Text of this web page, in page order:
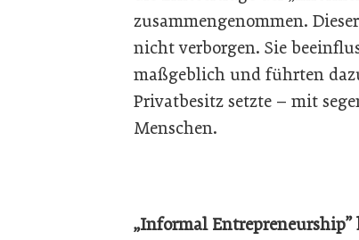
zusammengenommen.
nicht verborgen. Sie
maßgeblich und führten
Privatbesitz setzte – mit
Menschen.
„Informal